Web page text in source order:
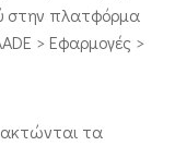
στην πλατφόρμα
> Εφαρμογές >
τα